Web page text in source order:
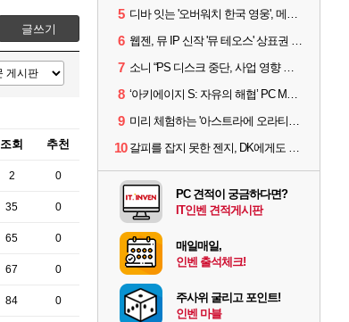
글쓰기
조회 추천
2 0
35 0
65 0
67 0
84 0
5 디바 잇는 '오버워치 한국 영웅', 메카 파일럿 디몬 나온다
6 웹젠, 뮤 IP 신작 '뮤 테오스' 상표권 출원
7 소니 “PS 디스크 중단, 사업 영향 없다”
8 ‘아키에이지 S: 자유의 해협’ PC MMORPG로 개발한다
9 미리 체험하는 '아스트라에 오라티오'...NC, 8/19부터 CBT 참가자 모집
10 갈피를 잡지 못한 젠지, DK에게도 0:2 패배
PC 견적이 궁금하다면?
IT인벤 견적게시판
매일매일,
인벤 출석체크!
주사위 굴리고 포인트!
인벤 마블